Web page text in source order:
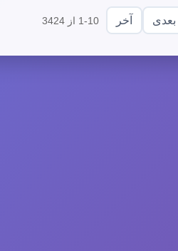
بعدی آخر 1-10 از 3424